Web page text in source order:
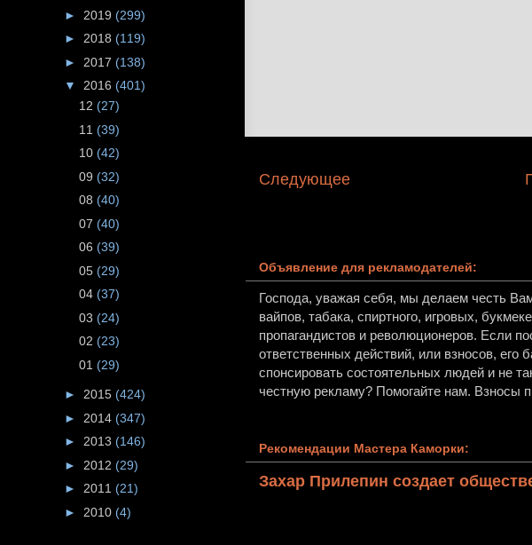
Следующее
Объявление для рекламодателей:
Господа, уважая себя, мы делаем честь
вайпов, табака, спиртного, игровых,
пропагандистов и революционеров. Если
ответственных действий, или взносов,
спонсировать состоятельных людей и не
честную рекламу? Помогайте нам. Взносы
Рекомендации Мастера Каморки:
Захар Прилепин создает
► 2019 (299)
► 2018 (119)
► 2017 (138)
▼ 2016 (401)
12 (27)
11 (39)
10 (42)
09 (32)
08 (40)
07 (40)
06 (39)
05 (29)
04 (37)
03 (24)
02 (23)
01 (29)
► 2015 (424)
► 2014 (347)
► 2013 (146)
► 2012 (29)
► 2011 (21)
► 2010 (4)